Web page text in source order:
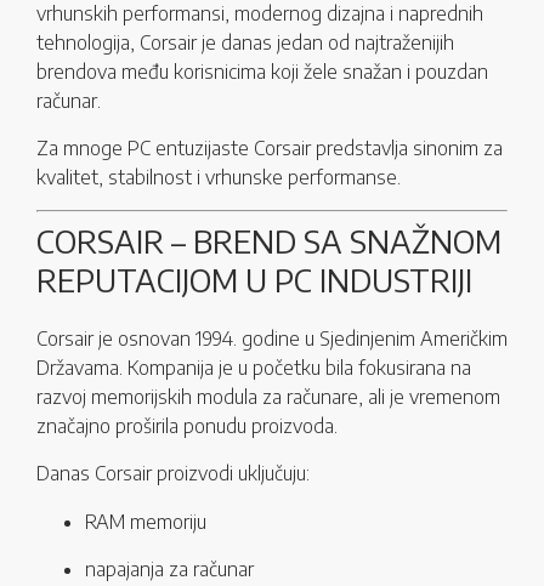
vrhunskih performansi, modernog dizajna i naprednih
tehnologija, Corsair je danas jedan od najtraženijih
brendova među korisnicima koji žele snažan i pouzdan
računar.
Za mnoge PC entuzijaste Corsair predstavlja sinonim za
kvalitet, stabilnost i vrhunske performanse.
CORSAIR – BREND SA SNAŽNOM
REPUTACIJOM U PC INDUSTRIJI
Corsair je osnovan 1994. godine u Sjedinjenim Američkim
Državama. Kompanija je u početku bila fokusirana na
razvoj memorijskih modula za računare, ali je vremenom
značajno proširila ponudu proizvoda.
Danas Corsair proizvodi uključuju:
RAM memoriju
napajanja za računar